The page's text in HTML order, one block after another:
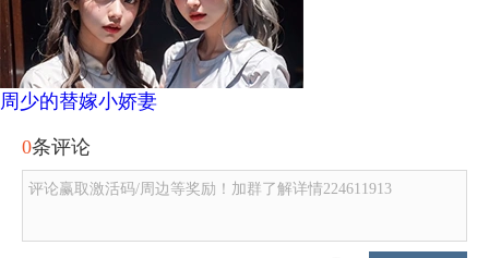
周少的替嫁小娇妻
0条评论
评论赢取激活码/周边等奖励！加群了解详情224611913